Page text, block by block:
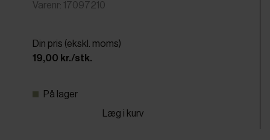
Varenr: 17097210
Din pris (ekskl. moms)
19,00 kr./stk.
På lager
Læg i kurv